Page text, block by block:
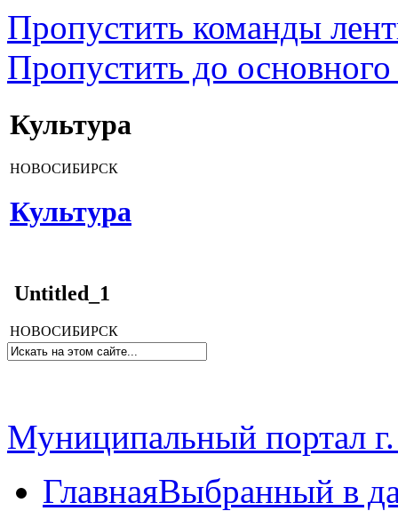
Пропустить команды
Пропустить до основного
Культура
НОВОСИБИРСК
Культура
Untitled_1
НОВОСИБИРСК
Муниципальный портал
ГлавнаяВыбранный в